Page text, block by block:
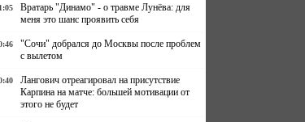
Вратарь "Динамо" - о травме Лунёва: для
меня это шанс проявить себя
"Сочи" добрался до Москвы после проблем
с вылетом
Лангович отреагировал на присутствие
Карпина на матче: большей мотивации от
этого не будет